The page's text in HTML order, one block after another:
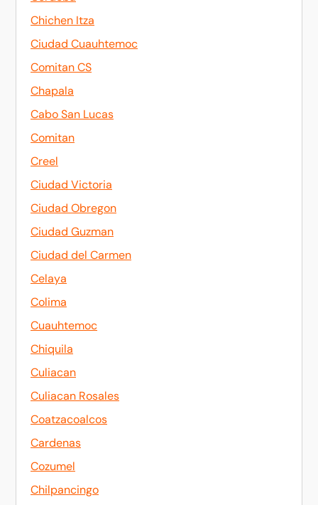
Chichen Itza
Ciudad Cuauhtemoc
Comitan CS
Chapala
Cabo San Lucas
Comitan
Creel
Ciudad Victoria
Ciudad Obregon
Ciudad Guzman
Ciudad del Carmen
Celaya
Colima
Cuauhtemoc
Chiquila
Culiacan
Culiacan Rosales
Coatzacoalcos
Cardenas
Cozumel
Chilpancingo